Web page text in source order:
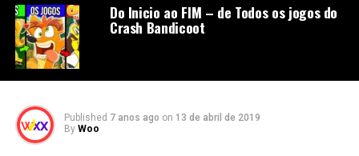
Do Inicio ao FIM – de Todos os jogos do
Crash Bandicoot
Published 7 anos ago on 13 de abril de 2019
By Woo